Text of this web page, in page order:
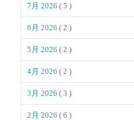
7月 2026 ( 5 )
6月 2026 ( 2 )
5月 2026 ( 2 )
4月 2026 ( 2 )
3月 2026 ( 3 )
2月 2026 ( 6 )